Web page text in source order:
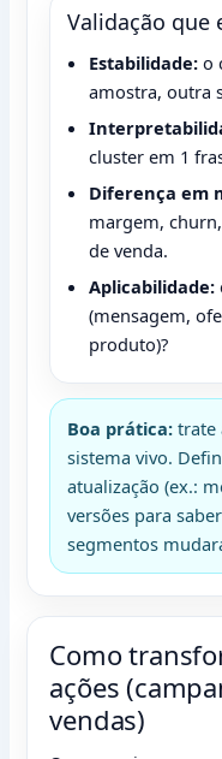
Validação que
Estabilidade: o
amostra, outra
cluster em 1
Diferença em
margem,
de venda.
Aplicabilidade:
(mensagem,
produto)?
Boa prática: trate
sistema vivo.
atualização (ex.:
versões para
segmentos
Como
ações
vendas)